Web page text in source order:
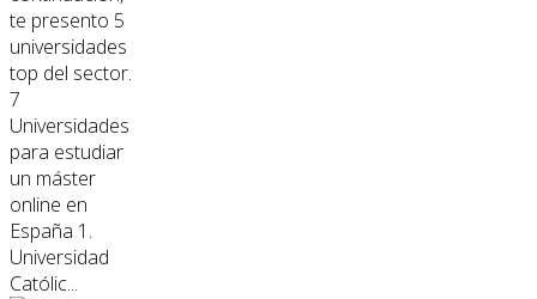
te presento 5
universidades
top del sector.
7
Universidades
para estudiar
un máster
online en
España 1.
Universidad
Católic...